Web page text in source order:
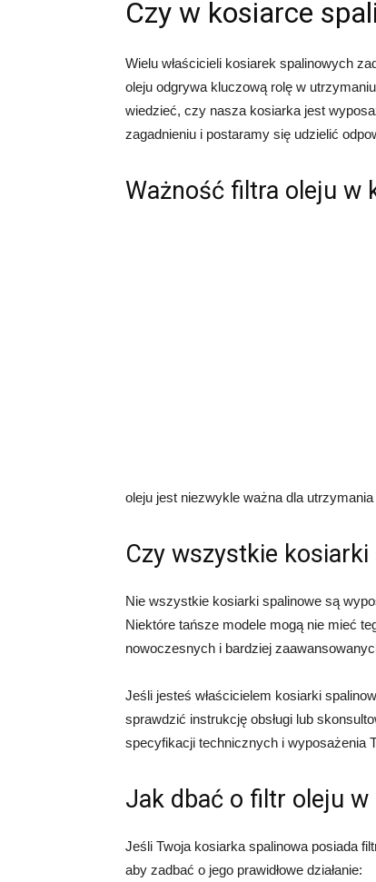
Czy w kosiarce
Wielu właścicieli kosiarek spalinowych
oleju odgrywa kluczową rolę w
wiedzieć, czy nasza kosiarka jest
zagadnieniu i postaramy się udzielić
Ważność filtra oleju w
oleju jest niezwykle ważna dla
Czy wszystkie
Nie wszystkie kosiarki spalinowe są
Niektóre tańsze modele mogą nie mieć
nowoczesnych i bardziej
Jeśli jesteś właścicielem kosiarki
sprawdzić instrukcję obsługi lub
specyfikacji technicznych i wyposażenia
Jak dbać o filtr oleju
Jeśli Twoja kosiarka spalinowa posiada
aby zadbać o jego prawidłowe działanie: